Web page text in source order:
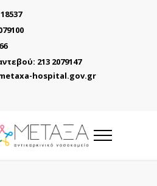
213 2079147
hospital.gov.gr